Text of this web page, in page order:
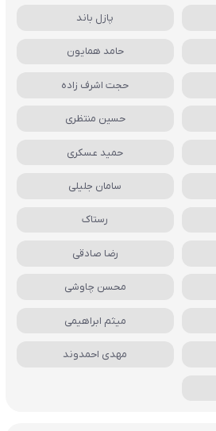
پازل باند
حامد همایون
حجت اشرف زاده
حسین منتظری
حمید عسکری
سامان جلیلی
رستاک
رضا صادقی
محسن چاوشی
میثم ابراهیمی
مهدی احمدوند